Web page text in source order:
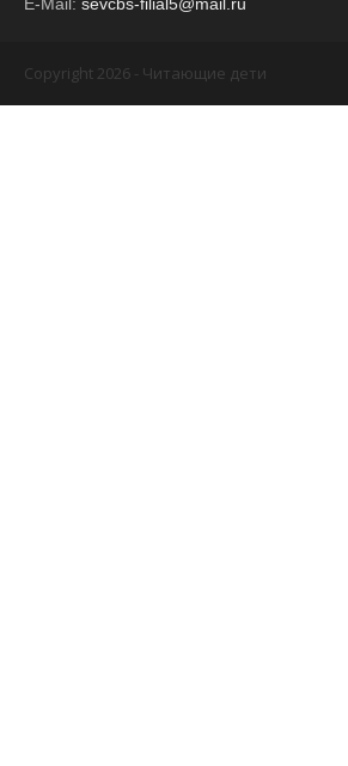
Copyright 2026 - Читающие дети